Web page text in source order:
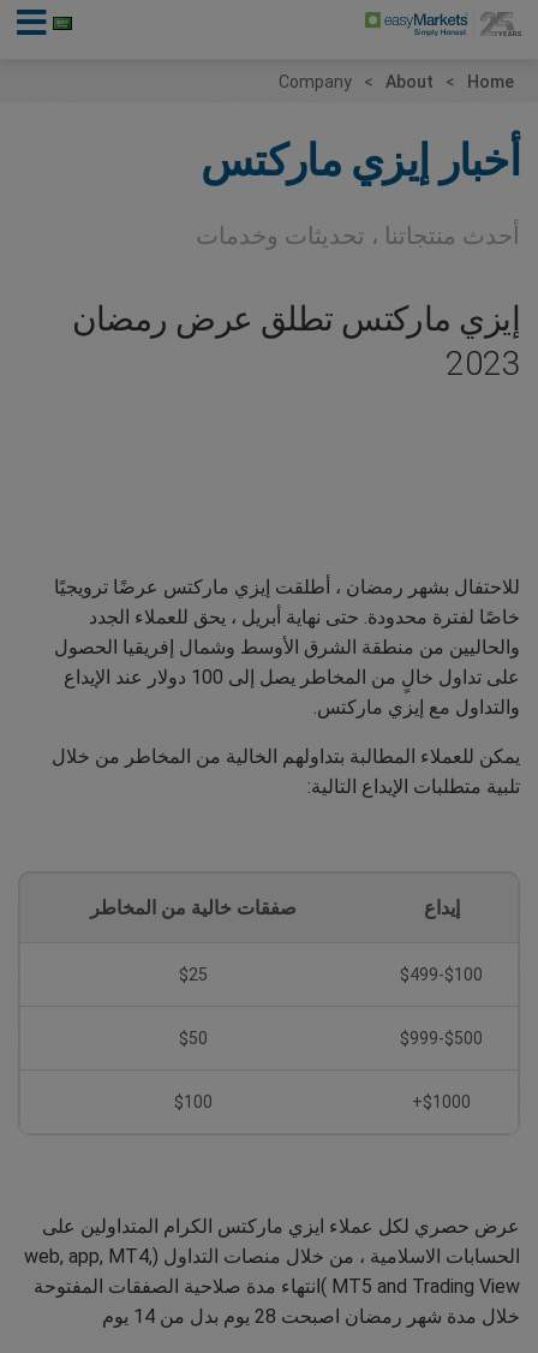
Home
About
Company
أخبار إيزي ماركتس
أحدث منتجاتنا ، تحديثات وخدمات
إيزي ماركتس تطلق عرض رمضان
2023
للاحتفال بشهر رمضان ، أطلقت إيزي ماركتس عرضًا ترويجيًا
خاصًا لفترة محدودة. حتى نهاية أبريل ، يحق للعملاء الجدد
والحاليين من منطقة الشرق الأوسط وشمال إفريقيا الحصول
على تداول خالٍ من المخاطر يصل إلى 100 دولار عند الإيداع
والتداول مع إيزي ماركتس.
يمكن للعملاء المطالبة بتداولهم الخالية من المخاطر من خلال
تلبية متطلبات الإيداع التالية:
إيداع صفقات خالية من المخاطر
$100-$499
$25
$500-$999
$50
$1000+
$100
عرض حصري لكل عملاء ايزي ماركتس الكرام المتداولين على
الحسابات الاسلامية ، من خلال منصات التداول (web, app, MT4,
MT5 and Trading View )انتهاء مدة صلاحية الصفقات المفتوحة
خلال مدة شهر رمضان اصبحت 28 يوم بدل من 14 يوم